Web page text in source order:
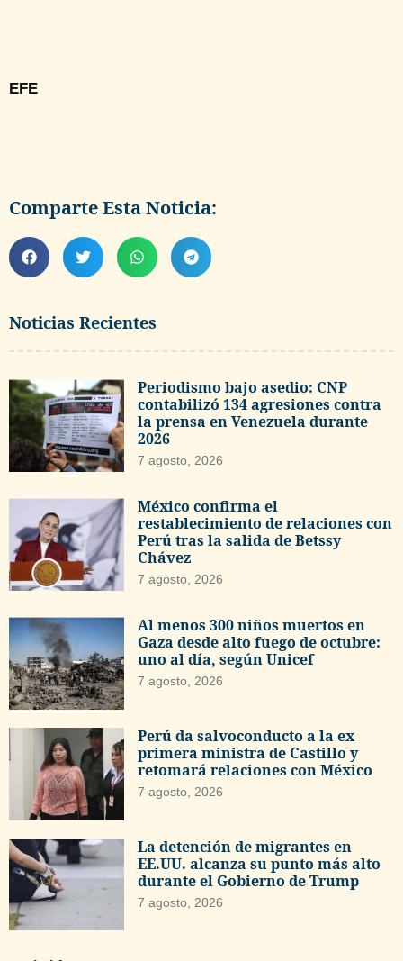
Noticias Recientes
Periodismo bajo asedio: CNP
contabilizó 134 agresiones contra
la prensa en Venezuela durante
2026
7 agosto, 2026
México confirma el
restablecimiento de relaciones con
Perú tras la salida de Betssy
Chávez
7 agosto, 2026
Al menos 300 niños muertos en
Gaza desde alto fuego de octubre:
uno al día, según Unicef
7 agosto, 2026
Perú da salvoconducto a la ex
primera ministra de Castillo y
retomará relaciones con México
7 agosto, 2026
La detención de migrantes en
EE.UU. alcanza su punto más alto
durante el Gobierno de Trump
7 agosto, 2026
EFE
Comparte Esta Noticia: